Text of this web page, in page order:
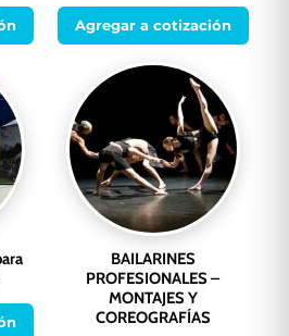
Agregar a cotización
BAILARINES
PROFESIONALES –
MONTAJES Y
COREOGRAFÍAS